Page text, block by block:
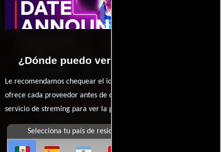
¿Dónde puedo ver la películas Kate?
Le recomendamos chequear el idioma, doblaje o subtítulos que
ofrece cada proveedor antes de comprar, alquilar o contratar un
servicio de streming para ver la películas.
Selecciona tu país de residencia